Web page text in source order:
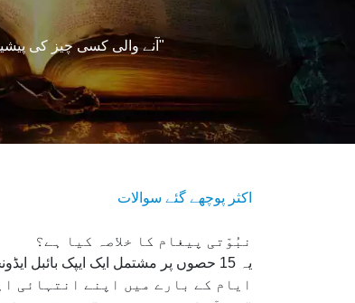
"آنے والی کسی چیز کی
اکثر پوچھے گئے سوالات
نبُوّتی پیغام کا خلاصہ کیا ہے؟
ایام کے بارے میں اپنے انتہائی